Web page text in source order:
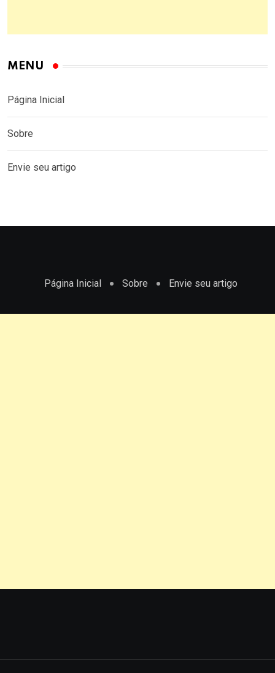
MENU
Página Inicial
Sobre
Envie seu artigo
Página Inicial Sobre Envie seu artigo